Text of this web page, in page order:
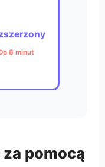
8 minut
za pomocą